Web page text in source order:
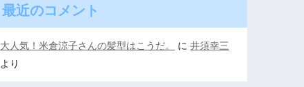
最近のコメント
大人気！米倉涼子さんの髪型はこうだ。 に井須幸三
より